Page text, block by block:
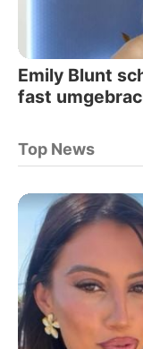
Emily Blunt
fast
Top News